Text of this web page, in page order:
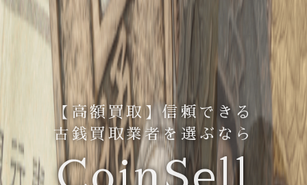
【高額買取】信頼できる
古銭買取業者を選ぶなら